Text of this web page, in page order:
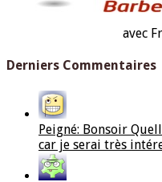
avec
Derniers Commentaires
Peigné: Bonsoir
car je serai très